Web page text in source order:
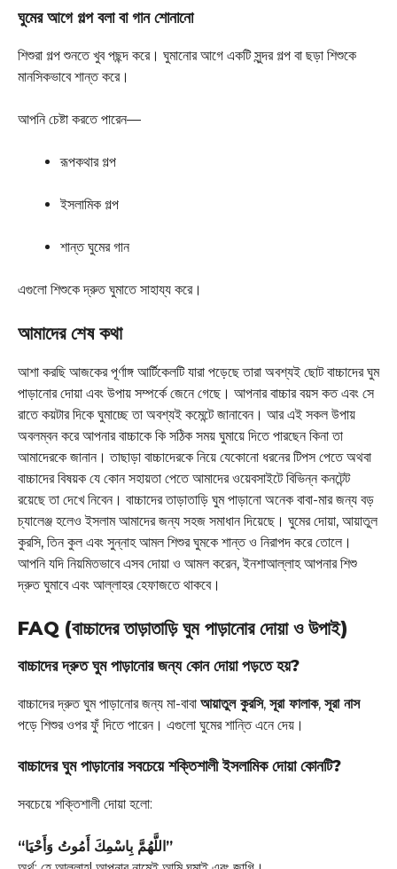
ঘুমের আগে গল্প বলা বা গান শোনানো
শিশুরা গল্প শুনতে খুব পছন্দ করে। ঘুমানোর আগে একটি সুন্দর গল্প বা ছড়া শিশুকে
মানসিকভাবে শান্ত করে।
আপনি চেষ্টা করতে পারেন—
রূপকথার গল্প
ইসলামিক গল্প
শান্ত ঘুমের গান
এগুলো শিশুকে দ্রুত ঘুমাতে সাহায্য করে।
আমাদের শেষ কথা
আশা করছি আজকের পূর্ণাঙ্গ আর্টিকেলটি যারা পড়েছে তারা অবশ্যই ছোট বাচ্চাদের ঘুম
পাড়ানোর দোয়া এবং উপায় সম্পর্কে জেনে গেছে। আপনার বাচ্চার বয়স কত এবং সে
রাতে কয়টার দিকে ঘুমাচ্ছে তা অবশ্যই কমেন্টে জানাবেন। আর এই সকল উপায়
অবলম্বন করে আপনার বাচ্চাকে কি সঠিক সময় ঘুমায়ে দিতে পারছেন কিনা তা
আমাদেরকে জানান। তাছাড়া বাচ্চাদেরকে নিয়ে যেকোনো ধরনের টিপস পেতে অথবা
বাচ্চাদের বিষয়ক যে কোন সহায়তা পেতে আমাদের ওয়েবসাইটে বিভিন্ন কনটেন্ট
রয়েছে তা দেখে নিবেন। বাচ্চাদের তাড়াতাড়ি ঘুম পাড়ানো অনেক বাবা-মার জন্য বড়
চ্যালেঞ্জ হলেও ইসলাম আমাদের জন্য সহজ সমাধান দিয়েছে। ঘুমের দোয়া, আয়াতুল
কুরসি, তিন কুল এবং সুন্নাহ আমল শিশুর ঘুমকে শান্ত ও নিরাপদ করে তোলে।
আপনি যদি নিয়মিতভাবে এসব দোয়া ও আমল করেন, ইনশাআল্লাহ আপনার শিশু
দ্রুত ঘুমাবে এবং আল্লাহর হেফাজতে থাকবে।
FAQ (বাচ্চাদের তাড়াতাড়ি ঘুম পাড়ানোর দোয়া ও উপাই)
বাচ্চাদের দ্রুত ঘুম পাড়ানোর জন্য কোন দোয়া পড়তে হয়?
বাচ্চাদের দ্রুত ঘুম পাড়ানোর জন্য মা-বাবা আয়াতুল কুরসি, সূরা ফালাক, সূরা নাস
পড়ে শিশুর ওপর ফুঁ দিতে পারেন। এগুলো ঘুমের শান্তি এনে দেয়।
বাচ্চাদের ঘুম পাড়ানোর সবচেয়ে শক্তিশালী ইসলামিক দোয়া কোনটি?
সবচেয়ে শক্তিশালী দোয়া হলো:
“اللَّهُمَّ بِاسْمِكَ أَمُوتُ وَأَحْيَا”